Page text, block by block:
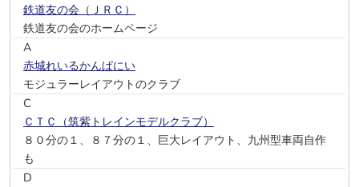
鉄道友の会（ＪＲＣ）
鉄道友の会のホームページ
A
赤城れいるかんぱにい
モジュラーレイアウトのクラブ
C
ＣＴＣ（筑紫トレインモデルクラブ）
８０分の１、８７分の１、巨大レイアウト、九州型車両自作
も
D